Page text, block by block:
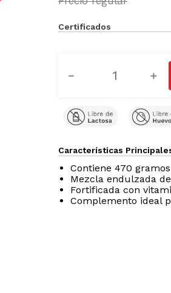
Certificados
＋
－
Características
Contiene 470 gramos
Mezcla endulzada
Fortificada con
Complemento ideal